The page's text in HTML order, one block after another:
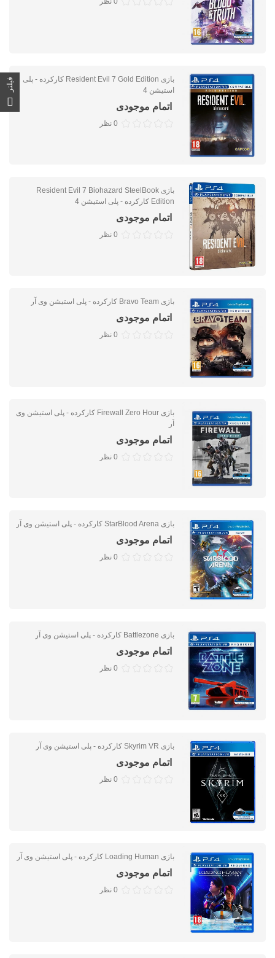
بازی Resident Evil 7 Gold Edition کارکرده - پلی
استیشن 4
اتمام موجودی
0 نظر
بازی Resident Evil 7 Biohazard SteelBook
Edition کارکرده - پلی استیشن 4
اتمام موجودی
0 نظر
بازی Bravo Team کارکرده - پلی استیشن وی آر
اتمام موجودی
0 نظر
بازی Firewall Zero Hour کارکرده - پلی استیشن وی
آر
اتمام موجودی
0 نظر
بازی StarBlood Arena کارکرده - پلی استیشن وی آر
اتمام موجودی
0 نظر
بازی Battlezone کارکرده - پلی استیشن وی آر
اتمام موجودی
0 نظر
بازی Skyrim VR کارکرده - پلی استیشن وی آر
اتمام موجودی
0 نظر
بازی Loading Human کارکرده - پلی استیشن وی آر
اتمام موجودی
0 نظر
فیلتر